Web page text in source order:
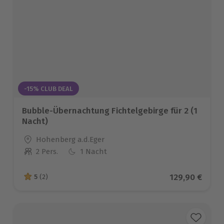
-15% CLUB DEAL
Bubble-Übernachtung Fichtelgebirge für 2 (1
Nacht)
Standort
Hohenberg a.d.Eger
Anzahl der Teilnehmer
2 Pers. 1 Nacht
5 von 5 Sternen basierend auf 2 Bewertungen
5 (2) Aktueller
129,90 €